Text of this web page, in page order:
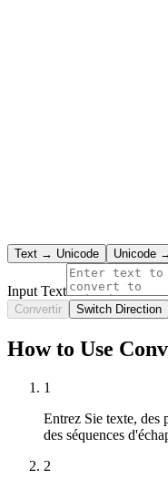
Text → Unicode Unicode
Input Text
Convertir Switch Direction
How to Use
1
Entrez Sie texte, des
des séquences
2